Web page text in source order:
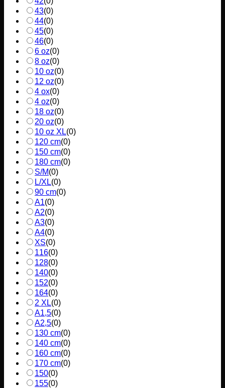
43(0)
44(0)
45(0)
46(0)
6 oz(0)
8 oz(0)
10 oz(0)
12 oz(0)
4 ox(0)
4 oz(0)
18 oz(0)
20 oz(0)
10 oz XL(0)
120 cm(0)
150 cm(0)
180 cm(0)
S/M(0)
L/XL(0)
90 cm(0)
A1(0)
A2(0)
A3(0)
A4(0)
XS(0)
116(0)
128(0)
140(0)
152(0)
164(0)
2 XL(0)
A1,5(0)
A2,5(0)
130 cm(0)
140 cm(0)
160 cm(0)
170 cm(0)
150(0)
155(0)